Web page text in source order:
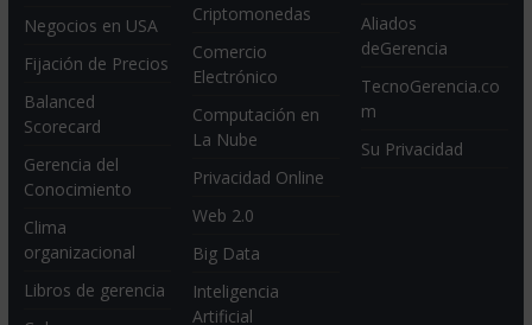
Negocios en USA
Fijación de Precios
Balanced
Scorecard
Gerencia del
Conocimiento
Clima
organizacional
Libros de gerencia
Criptomonedas
Comercio
Electrónico
Computación en
La Nube
Privacidad Online
Web 2.0
Big Data
Inteligencia
Artificial
Aliados
deGerencia
TecnoGerencia.co
m
Su Privacidad